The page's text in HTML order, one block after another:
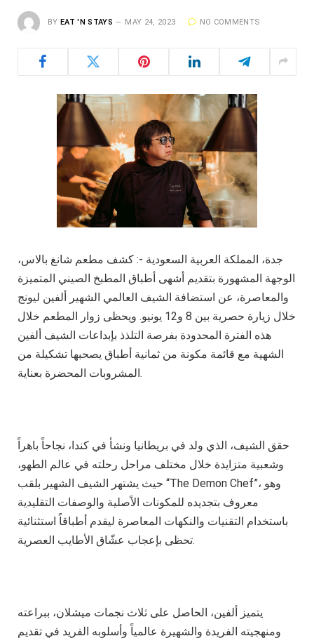
BY EAT 'N STAYS MAY 24, 2023 NO COMMENTS
جدة، المملكة العربية السعودية -: كشف مطعم شانغ بالاس،
الوجهة المشهورة بتقديم أشهى أطباق المطبخ الصيني المتميزة
والمعاصرة، عن استضافة الشيف العالمي الشهير ألفين ليونج
خلال زيارة حصرية بين 8 و12 يونيو. ويحظى زوار المطعم خلال
هذه الفترة المحدودة بفرصة التلذذ بإبداعات الشيف ألفين
الشهية مع قائمة مكونة من ثمانية أطباق يصحبها تشكيلة من
المشروبات المحضرة بعناية.
حقق الشيف، الذي ولد في بريطانيا ونشأ في كندا، نجاحاً باهراً
وشعبية متزايدة خلال مختلف مراحل رحلته في عالم الطهو،
حيث يشتهر الشيف الشهير بلقب “The Demon Chef”، وهو
معروف بتجديده للمكونات الاًصلية والوصفات التقليدية
باستخدام التقنيات والنكهات المعاصرة ليقدم أطباقاً استثنائية
تحظى بإعجاب عشّاق الأطايب العصرية.
يتميز ألفين، الحاصل على ثلاث نجمات ميشلان، ببراعته
ومنهجيته الفريدة والشهيرة عالمياً وأسلوبه الفريد في تقديم